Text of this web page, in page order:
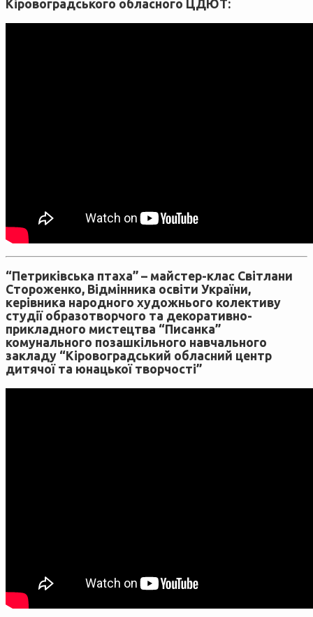
Кіровоградського обласного ЦДЮТ:
“Петриківська птаха” – майстер-клас Світлани
Стороженко, Відмінника освіти України,
керівника народного художнього колективу
студії образотворчого та декоративно-
прикладного мистецтва “Писанка”
комунального позашкільного навчального
закладу “Кіровоградський обласний центр
дитячої та юнацької творчості”